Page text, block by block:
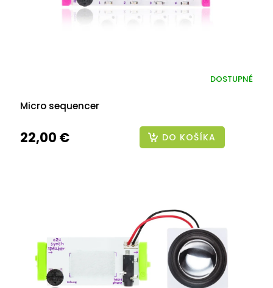
Micro sequencer
DOSTUPNÉ
22,00 € DO KOŠÍKA